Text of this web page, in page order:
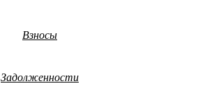
Взносы
Задолженности